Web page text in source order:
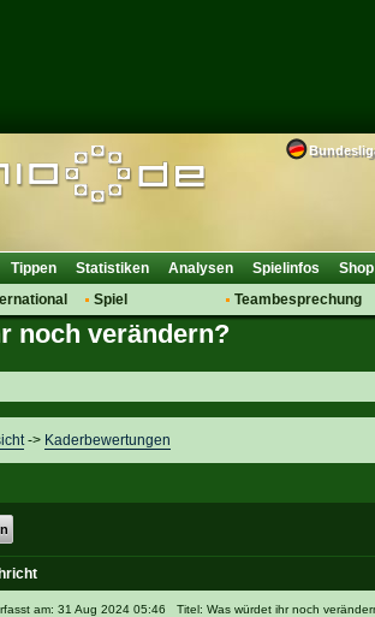
Tippen Statistiken Analysen Spielinfos Shop
Spiel
Regeln & Tipps
Teambesprechung
Saisonübergang
noch verändern?
-> Kaderbewertungen
am: 31 Aug 2024 05:46 Titel: Was würdet ihr noch